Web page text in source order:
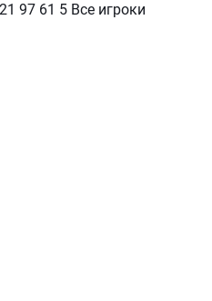
97 61 5 Все игроки